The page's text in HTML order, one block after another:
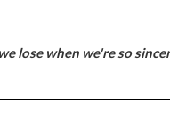
lose when we're so